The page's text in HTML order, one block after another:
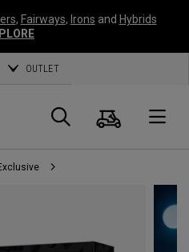
, Fairways, Irons and Hybrids
OUTLET
Panier